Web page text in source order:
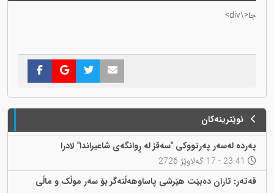
جا<\div>
نوێترینەکان
پەردە لەسەر پەرتووکی "سەقز لە ڕوانگەی شاعیراندا" لادرا
قەتەر: تاران دەبێت هێرشی پاساوهەڵنەگر بۆ سەر موڵک و ماڵی